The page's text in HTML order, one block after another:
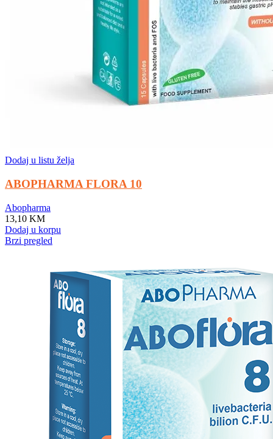
Dodaj u listu želja
ABOPHARMA FLORA 10
Abopharma
13,10 KM
Dodaj u korpu
Brzi pregled